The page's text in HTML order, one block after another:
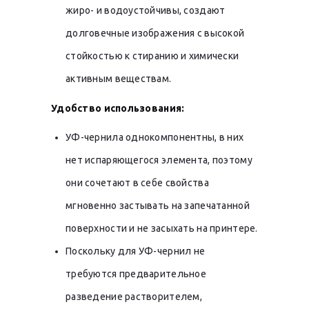
жиро- и водоустойчивы, создают
долговечные изображения с высокой
стойкостью к стиранию и химически
активным веществам.
Удобство использования:
УФ-чернила однокомпонентны, в них
нет испаряющегося элемента, поэтому
они сочетают в себе свойства
мгновенно застывать на запечатанной
поверхности и не засыхать на принтере.
Поскольку для УФ-чернил не
требуются предварительное
разведение растворителем,